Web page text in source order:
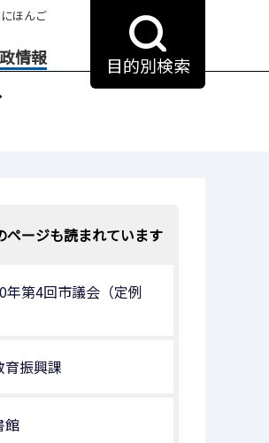
ほんご
情報 目的別検索
ページも読まれています
年第4回市議会（定例
育振興課
館